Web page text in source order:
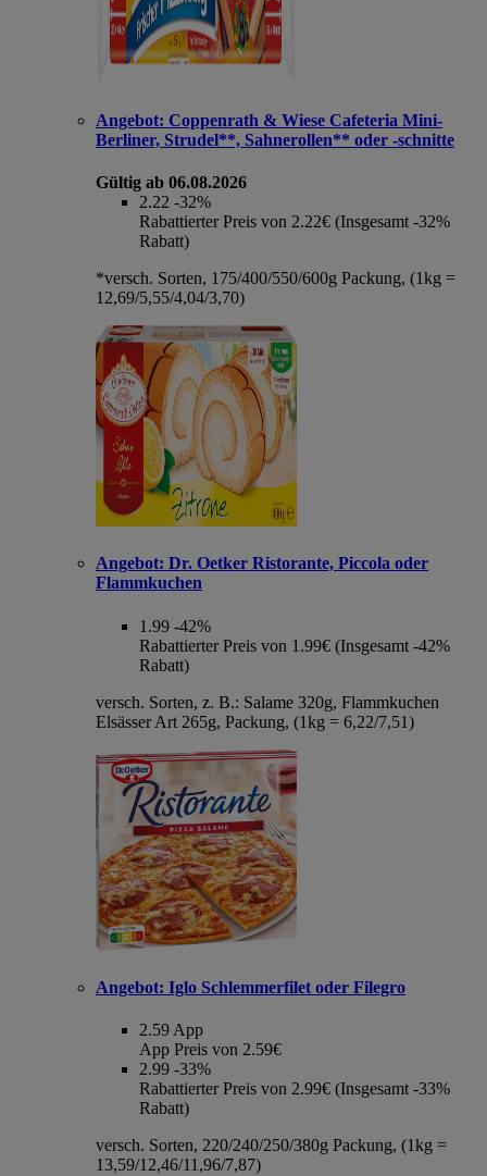
Angebot: Coppenrath & Wiese Cafeteria Mini-
Berliner, Strudel**, Sahnerollen** oder -schnitte
Gültig ab 06.08.2026
2.22 -32%
Rabattierter Preis von 2.22€ (Insgesamt -32%
Rabatt)
*versch. Sorten, 175/400/550/600g Packung, (1kg =
12,69/5,55/4,04/3,70)
Angebot: Dr. Oetker Ristorante, Piccola oder
Flammkuchen
1.99 -42%
Rabattierter Preis von 1.99€ (Insgesamt -42%
Rabatt)
versch. Sorten, z. B.: Salame 320g, Flammkuchen
Elsässer Art 265g, Packung, (1kg = 6,22/7,51)
Angebot: Iglo Schlemmerfilet oder Filegro
2.59 App
App Preis von 2.59€
2.99 -33%
Rabattierter Preis von 2.99€ (Insgesamt -33%
Rabatt)
versch. Sorten, 220/240/250/380g Packung, (1kg =
13,59/12,46/11,96/7,87)